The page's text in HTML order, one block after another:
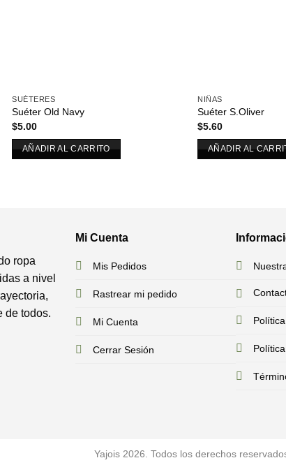
SUÉTERES
Suéter Old Navy
$5.00
AÑADIR AL CARRITO
NIÑAS
Suéter S.Oliver
$5.60
AÑADIR AL
ropa
a nivel
de todos.
Mi Cuenta
Mis Pedidos
Rastrear mi pedido
Mi Cuenta
Cerrar Sesión
Yajois 2026. Todos los derechos